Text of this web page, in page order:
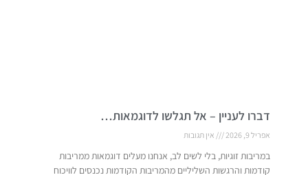
דברו לעניין – אל תגלשו לדוגמאות…
אפריל 9, 2026 אין תגובות
במריבות זוגיות, בלי לשים לב, אנחנו מעלים דוגמאות ממריבות
קודמות והרגשות השליליים מהמריבות הקודמות נכנסים לוויכוח